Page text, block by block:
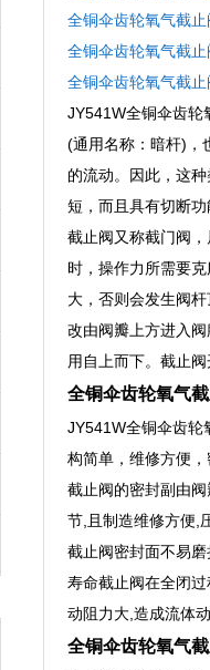
全铜伞齿轮氧气截
全铜伞齿轮氧气截
全铜伞齿轮氧气截
JY541W全铜伞齿轮
(通用名称：暗杆)，
的流动。因此，这
短，而且具有切断
截止阀又称截门阀
时，操作力所需要
大，否则会发生阀
改由阀瓣上方进入
用自上而下。截止
全铜伞齿轮氧气
JY541W全铜伞齿轮
构简单，维修方便
截止阀的密封副由
节,且制造维修方便,
截止阀密封面不易
寿命截止阀在全闭
动阻力大,造成流体
全铜伞齿轮氧气